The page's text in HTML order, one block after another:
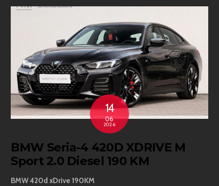
14
06
2026
BMW Seria-4 420D XDRIVE M
Sport 2.0 Diesel 190 KM
BMW 420d xDrive 190KM